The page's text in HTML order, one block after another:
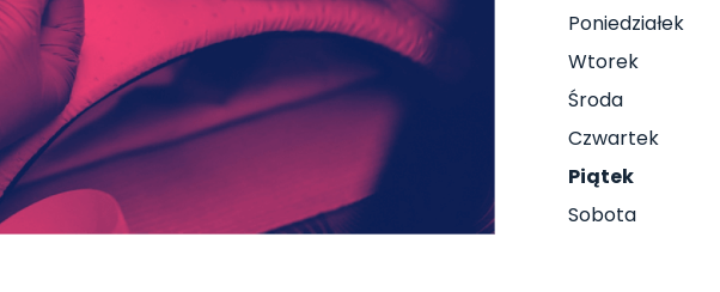
Poniedziałek
Wtorek
Środa
Czwartek
Piątek
Sobota